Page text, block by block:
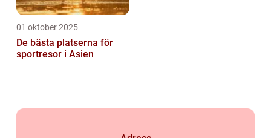
01 oktober 2025
De bästa platserna för
sportresor i Asien